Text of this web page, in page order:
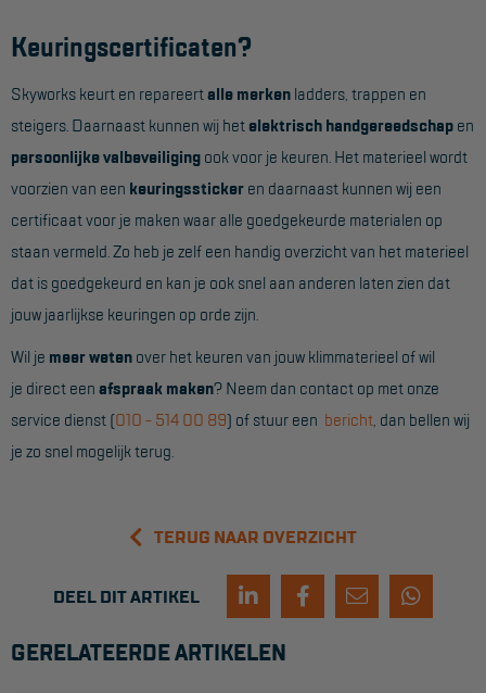
Spinhoogwerkers
Schaarhoogwerkers
Autohoogwerkers
Project toepassingen
Hoogbouw
Industrie
Projectvoorbeelden
KEURING
Ladders en trappen
Steigers
Keuringscertificaten?
Skyworks keurt en repareertalle merken ladders, trappen en
steigers. Daarnaast kunnen wij het elektrisch handgereedschap en
persoonlijke valbeveiliging ook voor je keuren. Het materieel wordt
voorzien van een keuringssticker en daarnaast kunnen wij een
certificaat voor je maken waar alle goedgekeurde materialen op
staan vermeld. Zo heb je zelf een handig overzicht van het materieel
dat is goedgekeurd en kan je ook snel aan anderen laten zien dat
jouw jaarlijkse keuringen op orde zijn.
Wil je meer weten over het keuren van jouw klimmaterieel of wil
je direct een afspraak maken? Neem dan contact op met onze
service dienst (010 - 514 00 89) of stuur een bericht, dan bellen wij
je zo snel mogelijk terug.
TERUG NAAR OVERZICHT
DEEL DIT ARTIKEL
GERELATEERDE ARTIKELEN